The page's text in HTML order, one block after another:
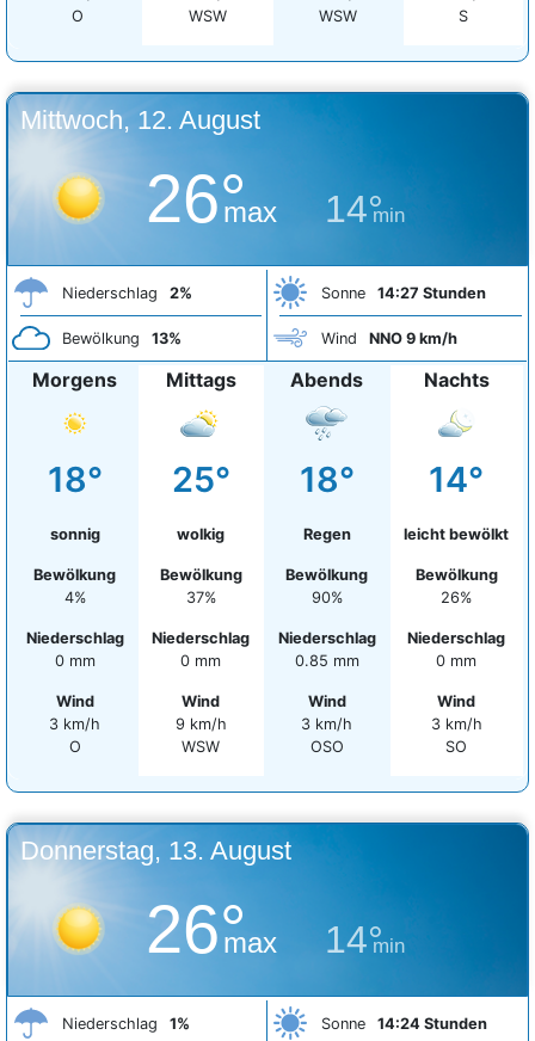
O
WSW
WSW
S
Mittwoch, 12. August
26°
max 14°
min
Niederschlag 2%
Bewölkung 13%
Sonne 14:27 Stunden
Wind NNO 9 km/h
Morgens
18°
sonnig
Bewölkung
4%
Niederschlag
0 mm
Wind
3 km/h
O
Mittags
25°
wolkig
Bewölkung
37%
Niederschlag
0 mm
Wind
9 km/h
WSW
Abends
18°
Regen
Bewölkung
90%
Niederschlag
0.85 mm
Wind
3 km/h
OSO
Nachts
14°
leicht bewölkt
Bewölkung
26%
Niederschlag
0 mm
Wind
3 km/h
SO
Donnerstag, 13. August
26°
max 14°
min
Niederschlag 1% Sonne 14:24 Stunden